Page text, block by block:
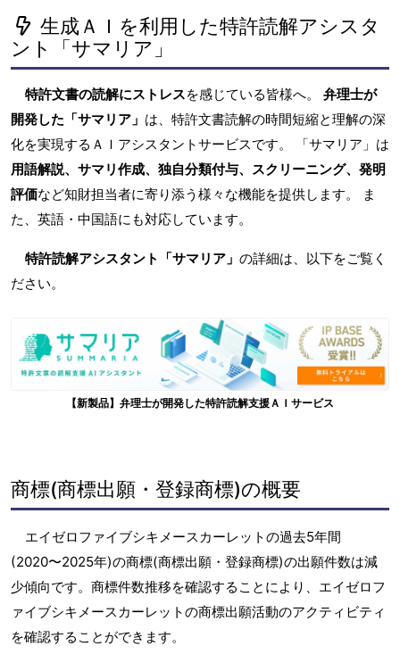
生成ＡＩを利用した特許読解アシスタ
ント「サマリア」
特許文書の読解にストレスを感じている皆様へ。 弁理士が
開発した「サマリア」 は、特許文書読解の時間短縮と理解の深
化を実現するＡＩアシスタントサービスです。 「サマリア」は
用語解説、サマリ作成、独自分類付与、スクリーニング、発明
評価など知財担当者に寄り添う様々な機能を提供します。 ま
た、英語・中国語にも対応しています。
特許読解アシスタント「サマリア」 の詳細は、以下をご覧く
ださい。
【新製品】弁理士が開発した特許読解支援ＡＩサービス
商標(商標出願・登録商標)の概要
エイゼロファイブシキメースカーレットの過去5年間
(2020〜2025年)の商標(商標出願・登録商標)の出願件数は減
少傾向です。商標件数推移を確認することにより、エイゼロフ
ァイブシキメースカーレットの商標出願活動のアクティビティ
を確認することができます。